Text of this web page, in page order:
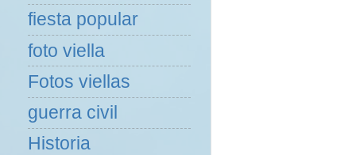
fiesta popular
foto viella
Fotos viellas
guerra civil
Historia